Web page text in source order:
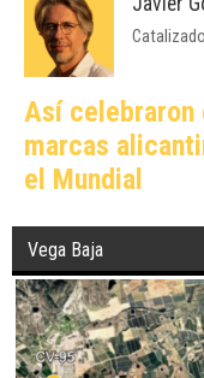
Así celebraron
marcas
el Mundial
Vega Baja